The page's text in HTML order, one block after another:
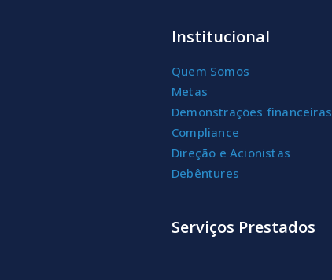
Institucional
Quem Somos
Metas
Demonstrações financeiras
Compliance
Direção e Acionistas
Debêntures
Serviços Prestados